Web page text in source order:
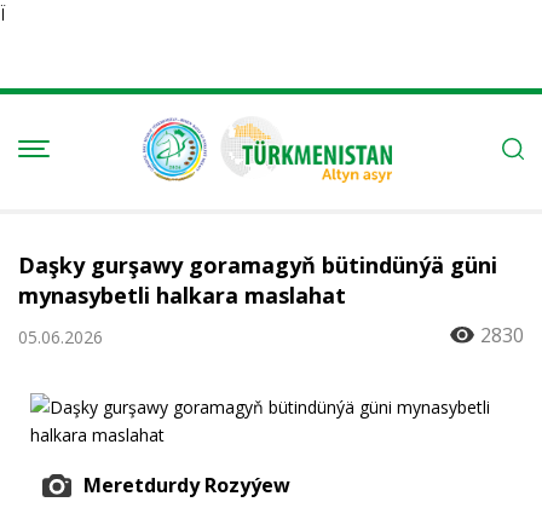
Ï
Daşky gurşawy goramagyň bütindünýä güni
mynasybetli halkara maslahat
05.06.2026 2830
Meretdurdy Rozyýew